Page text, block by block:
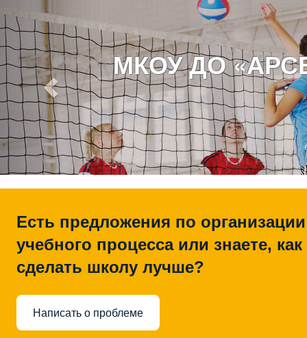
МКОУ ДО
Есть предложения по организации
учебного процесса или знаете, как
сделать школу лучше?
Написать о проблеме